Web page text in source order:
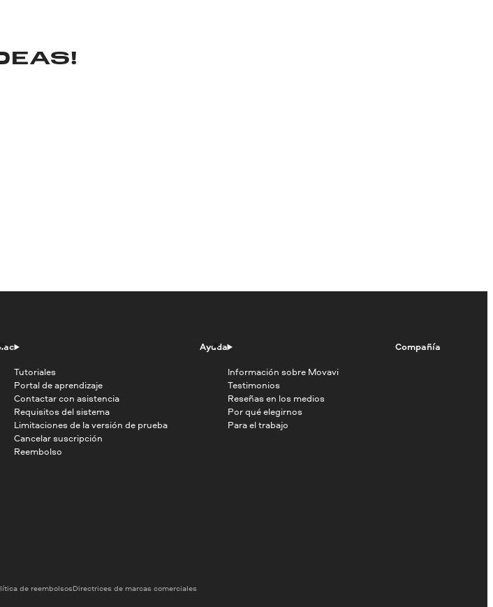
Ayuda
Tutoriales
Portal de aprendizaje
Contactar con asistencia
Requisitos del sistema
Limitaciones de la versión de prueba
Cancelar suscripción
Reembolso
Compañía
Información sobre Movavi
Testimonios
Reseñas en los medios
Por qué elegirnos
Para el trabajo
de reembolsosDirectrices de marcas comerciales